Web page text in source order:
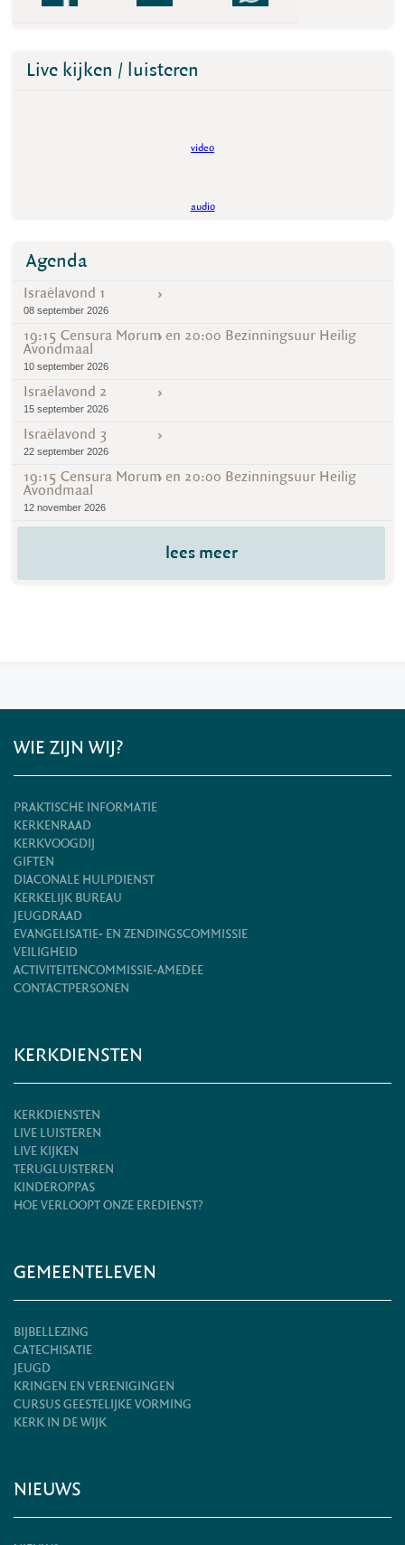
Live kijken / luisteren
video
audio
Agenda
Israëlavond 1
08 september 2026
19:15 Censura Morum en 20:00 Bezinningsuur Heilig
Avondmaal
10 september 2026
Israëlavond 2
15 september 2026
Israëlavond 3
22 september 2026
19:15 Censura Morum en 20:00 Bezinningsuur Heilig
Avondmaal
12 november 2026
lees meer
WIE ZIJN WIJ?
PRAKTISCHE INFORMATIE
KERKENRAAD
KERKVOOGDIJ
GIFTEN
DIACONALE HULPDIENST
KERKELIJK BUREAU
JEUGDRAAD
EVANGELISATIE- EN ZENDINGSCOMMISSIE
VEILIGHEID
ACTIVITEITENCOMMISSIE-AMEDEE
CONTACTPERSONEN
KERKDIENSTEN
KERKDIENSTEN
LIVE LUISTEREN
LIVE KIJKEN
TERUGLUISTEREN
KINDEROPPAS
HOE VERLOOPT ONZE EREDIENST?
GEMEENTELEVEN
BIJBELLEZING
CATECHISATIE
JEUGD
KRINGEN EN VERENIGINGEN
CURSUS GEESTELIJKE VORMING
KERK IN DE WIJK
NIEUWS